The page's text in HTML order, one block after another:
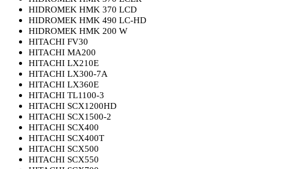
HIDROMEK HMK 370 LCD
HIDROMEK HMK 490 LC-HD
HIDROMEK HMK 200 W
HITACHI FV30
HITACHI MA200
HITACHI LX210E
HITACHI LX300-7A
HITACHI LX360E
HITACHI TL1100-3
HITACHI SCX1200HD
HITACHI SCX1500-2
HITACHI SCX400
HITACHI SCX400T
HITACHI SCX500
HITACHI SCX550